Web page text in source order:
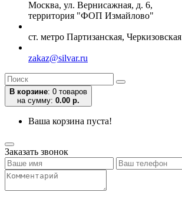
Москва, ул. Вернисажная, д. 6,
территория "ФОП Измайлово"
ст. метро Партизанская, Черкизовская
zakaz@silvar.ru
В корзине: 0 товаров
на сумму: 0.00 р.
Ваша корзина пуста!
Заказать звонок